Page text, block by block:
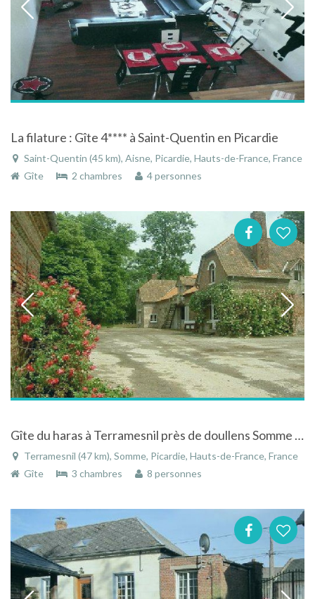
La filature : Gîte 4**** à Saint-Quentin en Picardie
Saint-Quentin (45 km), Aisne, Picardie, Hauts-de-France, France
Gîte
2 chambres 4 personnes
Gîte du haras à Terramesnil près de doullens Somme Picardie dans un haras de chevaux trotteurs
Terramesnil (47 km), Somme, Picardie, Hauts-de-France, France
Gîte
3 chambres 8 personnes